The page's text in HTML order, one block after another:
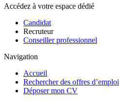
Accédez à votre espace dédié
Candidat
Recruteur
Conseiller professionnel
Navigation
Accueil
Rechercher des offres d’emploi
Déposer mon CV